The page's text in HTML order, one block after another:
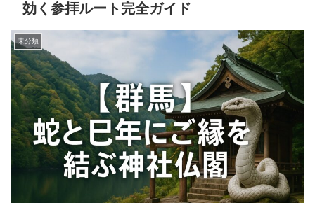
効く参拝ルート完全ガイド
未分類